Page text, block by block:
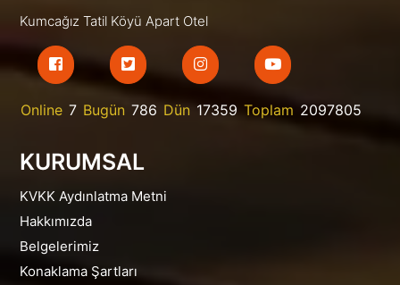
Kumcağız Tatil Köyü Apart Otel
Online 7 Bugün 786 Dün 17359 Toplam 2097805
KURUMSAL
KVKK Aydınlatma Metni
Hakkımızda
Belgelerimiz
Konaklama Şartları